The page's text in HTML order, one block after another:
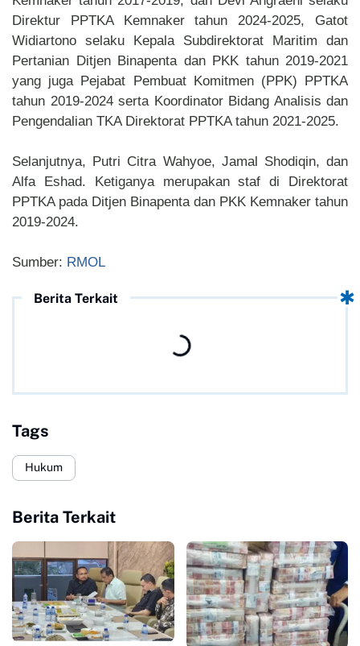
Direktur PPTKA Kemnaker tahun 2024-2025, Gatot
Widiartono selaku Kepala Subdirektorat Maritim dan
Pertanian Ditjen Binapenta dan PKK tahun 2019-2021
yang juga Pejabat Pembuat Komitmen (PPK) PPTKA
tahun 2019-2024 serta Koordinator Bidang Analisis dan
Pengendalian TKA Direktorat PPTKA tahun 2021-2025.
Selanjutnya, Putri Citra Wahyoe, Jamal Shodiqin, dan
Alfa Eshad. Ketiganya merupakan staf di Direktorat
PPTKA pada Ditjen Binapenta dan PKK Kemnaker tahun
2019-2024.
Sumber: RMOL
Berita Terkait
Tags
Hukum
Berita Terkait